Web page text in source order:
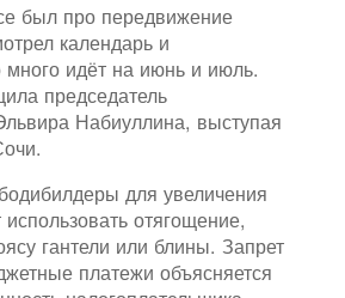
был про передвижение
календарь и
много идёт на июнь и июль.
председатель
Набиуллина, выступая
для увеличения
использовать отягощение,
гантели или блины. Запрет
платежи объясняется